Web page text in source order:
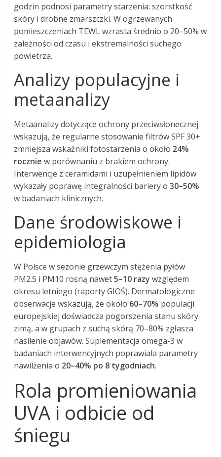
godzin podnosi parametry starzenia: szorstkość
skóry i drobne zmarszczki. W ogrzewanych
pomieszczeniach TEWL wzrasta średnio o 20–50% w
zależności od czasu i ekstremalności suchego
powietrza.
Analizy populacyjne i
metaanalizy
Metaanalizy dotyczące ochrony przeciwsłonecznej
wskazują, że regularne stosowanie filtrów SPF 30+
zmniejsza wskaźniki fotostarzenia o około 24%
rocznie w porównaniu z brakiem ochrony.
Interwencje z ceramidami i uzupełnieniem lipidów
wykazały poprawę integralności bariery o30–50%
w badaniach klinicznych.
Dane środowiskowe i
epidemiologia
W Polsce w sezonie grzewczym stężenia pyłów
PM2.5 i PM10 rosną nawet5–10 razy względem
okresu letniego (raporty GIOŚ). Dermatologiczne
obserwacje wskazują, że około 60–70% populacji
europejskiej doświadcza pogorszenia stanu skóry
zimą, a w grupach z suchą skórą 70–80% zgłasza
nasilenie objawów. Suplementacja omega-3 w
badaniach interwencyjnych poprawiała parametry
nawilżenia o 20–40% po 8 tygodniach.
Rola promieniowania
UVA i odbicie od
śniegu